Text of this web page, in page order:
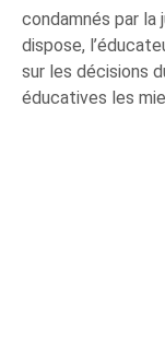
condamnés par
dispose,
sur les décisions
éducatives les